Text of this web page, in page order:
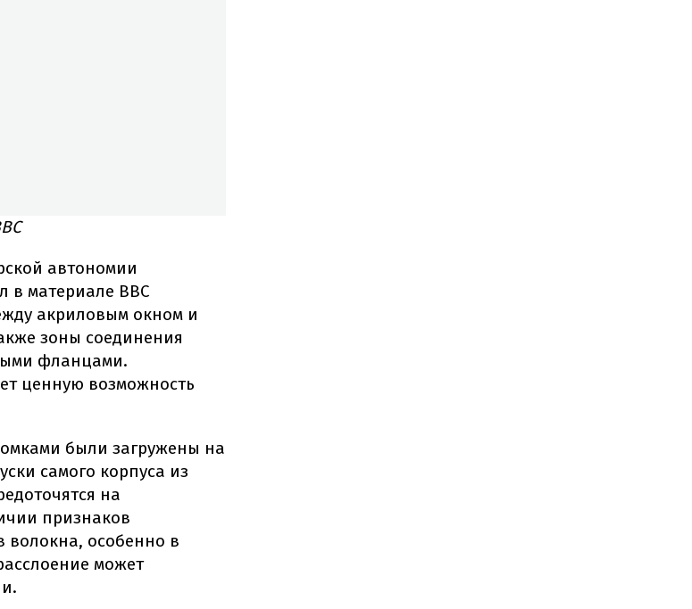
автономии
в материале BBC
акриловым окном и
зоны соединения
фланцами.
ценную возможность
были загружены на
самого корпуса из
на
признаков
волокна, особенно в
может